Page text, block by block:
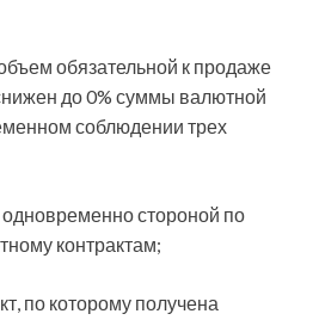
обязательной к продаже
до 0% суммы валютной
соблюдении трех
стороной по
контрактам;
по которому получена